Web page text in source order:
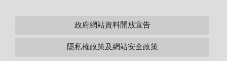
政府網站資料開放宣告
隱私權政策及網站安全政策